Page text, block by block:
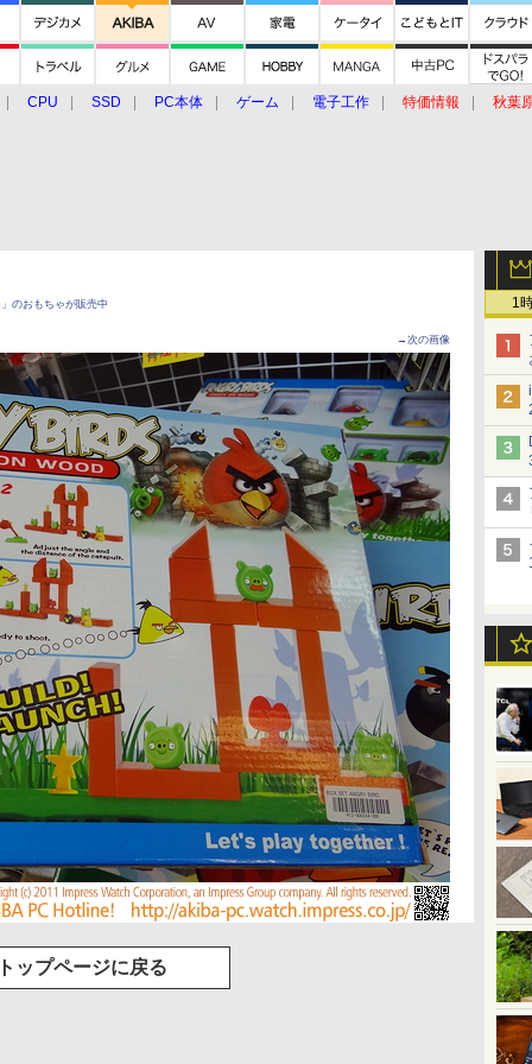
CPU SSD PC本体 ゲーム 電子工作 特価情報
秋葉
1
のおもちゃが販売中
→次の画像
ップページに戻る